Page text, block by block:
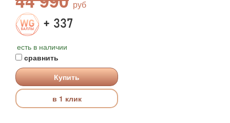
+ 337
есть в наличии
сравнить
Купить
в 1 клик